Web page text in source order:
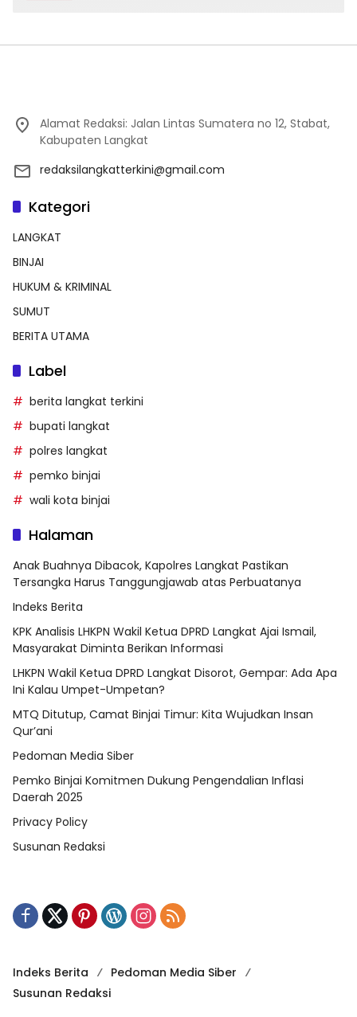
Alamat Redaksi: Jalan Lintas Sumatera no 12, Stabat,
Kabupaten Langkat
redaksilangkatterkini@gmail.com
Kategori
LANGKAT
BINJAI
HUKUM & KRIMINAL
SUMUT
BERITA UTAMA
Label
berita langkat terkini
bupati langkat
polres langkat
pemko binjai
wali kota binjai
Halaman
Anak Buahnya Dibacok, Kapolres Langkat Pastikan
Tersangka Harus Tanggungjawab atas Perbuatanya
Indeks Berita
KPK Analisis LHKPN Wakil Ketua DPRD Langkat Ajai Ismail,
Masyarakat Diminta Berikan Informasi
LHKPN Wakil Ketua DPRD Langkat Disorot, Gempar: Ada Apa
Ini Kalau Umpet-Umpetan?
MTQ Ditutup, Camat Binjai Timur: Kita Wujudkan Insan
Qur’ani
Pedoman Media Siber
Pemko Binjai Komitmen Dukung Pengendalian Inflasi
Daerah 2025
Privacy Policy
Susunan Redaksi
Indeks Berita
Pedoman Media Siber
Susunan Redaksi